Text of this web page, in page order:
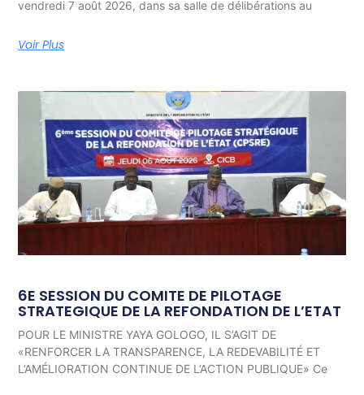
vendredi 7 août 2026, dans sa salle de délibérations au
Voir Plus
6E SESSION DU COMITE DE PILOTAGE
STRATEGIQUE DE LA REFONDATION DE L’ETAT
POUR LE MINISTRE YAYA GOLOGO, IL S’AGIT DE
«RENFORCER LA TRANSPARENCE, LA REDEVABILITÉ ET
L’AMÉLIORATION CONTINUE DE L’ACTION PUBLIQUE» Ce